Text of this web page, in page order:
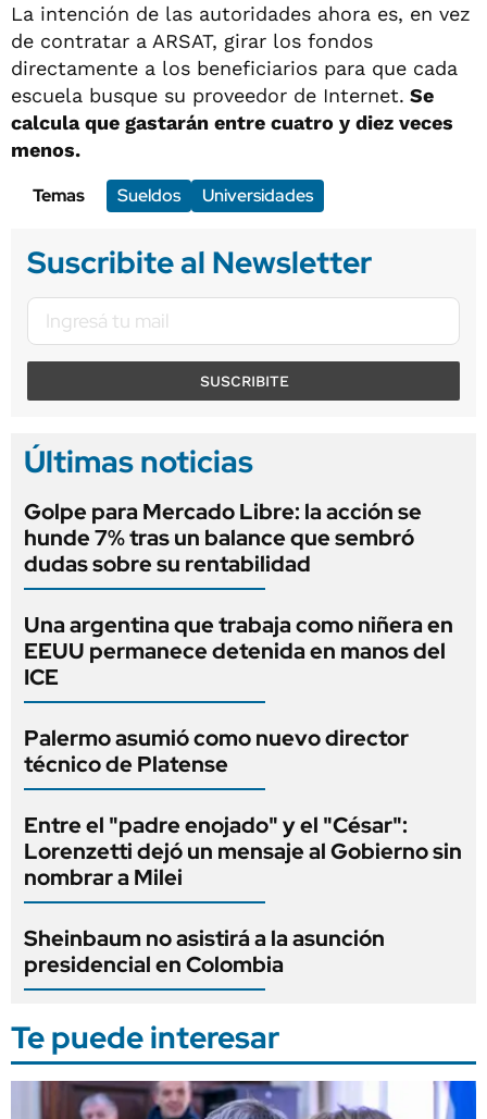
La intención de las autoridades ahora es, en vez
de contratar a ARSAT, girar los fondos
directamente a los beneficiarios para que cada
escuela busque su proveedor de Internet. Se
calcula que gastarán entre cuatro y diez veces
menos.
Temas
Sueldos Universidades
Suscribite al Newsletter
SUSCRIBITE
Últimas noticias
Golpe para Mercado Libre: la acción se
hunde 7% tras un balance que sembró
dudas sobre su rentabilidad
Una argentina que trabaja como niñera en
EEUU permanece detenida en manos del
ICE
Palermo asumió como nuevo director
técnico de Platense
Entre el "padre enojado" y el "César":
Lorenzetti dejó un mensaje al Gobierno sin
nombrar a Milei
Sheinbaum no asistirá a la asunción
presidencial en Colombia
Te puede interesar